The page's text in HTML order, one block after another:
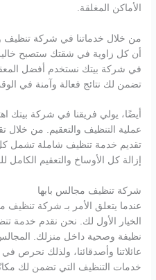
الأماكن المغلقة.
من خلال خدماتنا في شركة تنظيف
أن كل زاوية في شقتك ستصبح
في شركة بيتك نستخدم أفضل
تضمن لك نتائج فعالة وآمنة في
أيضًا، يولي فريقنا في شركة بيتك
عملية التنظيف والتعقيم. من خلال
تقديم خدمة تنظيف شاملة تشمل
إزالة كل الأوساخ والتعقيم
شركة تنظيف مجالس بابها
عندما يتعلق الأمر بـ شركة
الخيار الأول لك. نحن نقدم خدمة
نظيفة وصحية داخل منزلك.
عائلاتنا وأصدقائنا، ولذلك نحرص
خدمات التنظيف التي تضمن لك